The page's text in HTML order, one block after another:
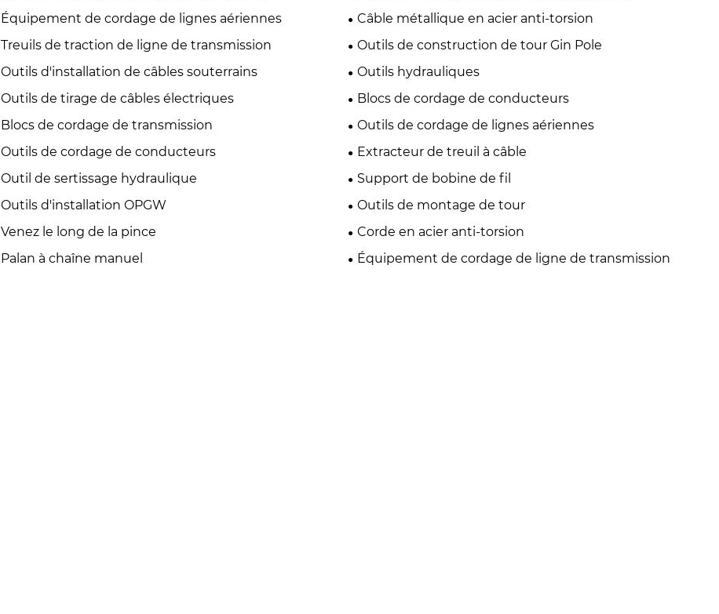
Équipement de cordage de lignes aériennes
Câble métallique en acier anti-torsion
Treuils de traction de ligne de transmission
Outils de construction de tour Gin Pole
Outils d'installation de câbles souterrains
Outils hydrauliques
Outils de tirage de câbles électriques
Blocs de cordage de conducteurs
Blocs de cordage de transmission
Outils de cordage de lignes aériennes
Outils de cordage de conducteurs
Extracteur de treuil à câble
Outil de sertissage hydraulique
Support de bobine de fil
Outils d'installation OPGW
Outils de montage de tour
Venez le long de la pince
Corde en acier anti-torsion
Palan à chaîne manuel
Équipement de cordage de ligne de transmission